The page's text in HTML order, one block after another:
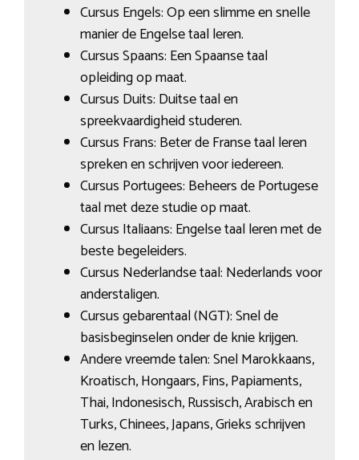
Cursus Engels: Op een slimme en snelle
manier de Engelse taal leren.
Cursus Spaans: Een Spaanse taal
opleiding op maat.
Cursus Duits: Duitse taal en
spreekvaardigheid studeren.
Cursus Frans: Beter de Franse taal leren
spreken en schrijven voor iedereen.
Cursus Portugees: Beheers de Portugese
taal met deze studie op maat.
Cursus Italiaans: Engelse taal leren met de
beste begeleiders.
Cursus Nederlandse taal: Nederlands voor
anderstaligen.
Cursus gebarentaal (NGT): Snel de
basisbeginselen onder de knie krijgen.
Andere vreemde talen: Snel Marokkaans,
Kroatisch, Hongaars, Fins, Papiaments,
Thai, Indonesisch, Russisch, Arabisch en
Turks, Chinees, Japans, Grieks schrijven
en lezen.